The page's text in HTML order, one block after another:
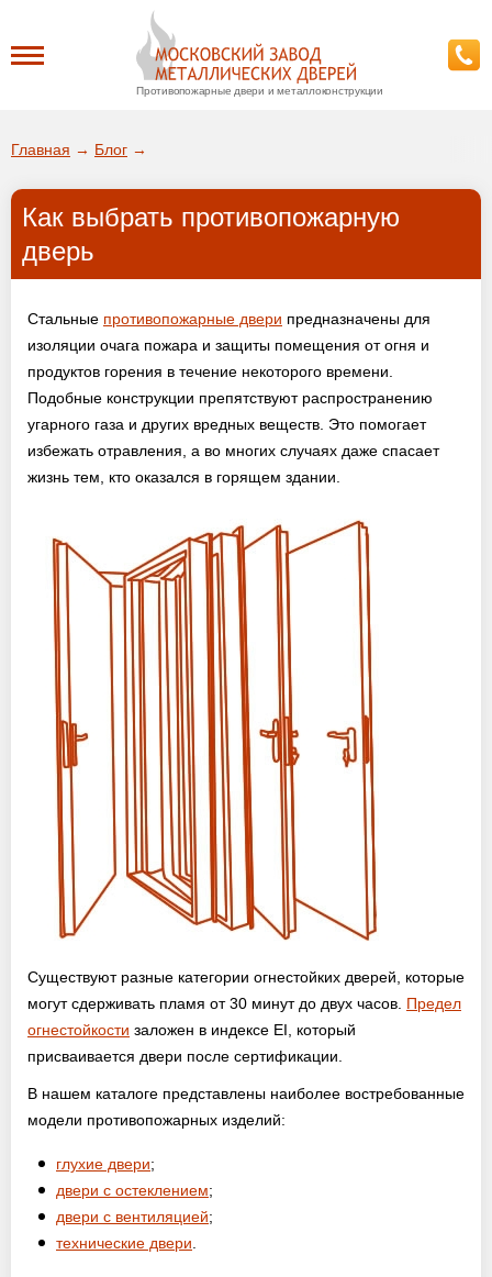
Противопожарные двери и металлоконструкции
ДА!
ВЫБРАТЬ ДРУГОЙ ГОРОД
О заводе
Доставка
Установка
Покупателям
Галерея
Новости
Контакты
ЗАПРОСИТЬ РАСЧЕТ
+7 (495) 767-19-79
Закажите звонок
Балашиха
и вся область!
info@protivopozharnie-dveri.ru
Работаем без выходных!
Главная → Блог →
Как выбрать противопожарную
дверь
Стальные противопожарные двери предназначены для
изоляции очага пожара и защиты помещения от огня и
продуктов горения в течение некоторого времени.
Подобные конструкции препятствуют распространению
угарного газа и других вредных веществ. Это помогает
избежать отравления, а во многих случаях даже спасает
жизнь тем, кто оказался в горящем здании.
Существуют разные категории огнестойких дверей, которые
могут сдерживать пламя от 30 минут до двух часов. Предел
огнестойкости заложен в индексе EI, который
присваивается двери после сертификации.
В нашем каталоге представлены наиболее востребованные
модели противопожарных изделий:
глухие двери;
двери с остеклением;
двери с вентиляцией;
технические двери